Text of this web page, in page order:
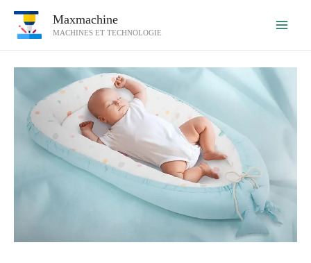
Maxmachine
MACHINES ET TECHNOLOGIE